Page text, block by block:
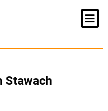
Stawach